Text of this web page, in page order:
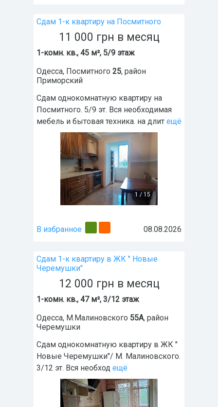
Сдам 1-к квартиру на Посмитного
11 000 грн в месяц
1-комн. кв., 45 м², 5/9 этаж
Одесса, Посмитного 25, район
Приморский
Сдам однокомнатную квартиру на
Посмитного. 5/9 эт. Вся необходимая
мебель и бытовая техника. на длит ещё
1 / 15
В избранное 08.08.2026
Сдам 1-к квартиру в ЖК " Новые
Черемушки"
12 000 грн в месяц
1-комн. кв., 47 м², 3/12 этаж
Одесса, М.Малиновского 55А, район
Черемушки
Сдам однокомнатную квартиру в ЖК "
Новые Черемушки"/ М. Малиновского.
3/12 эт. Вся необход ещё